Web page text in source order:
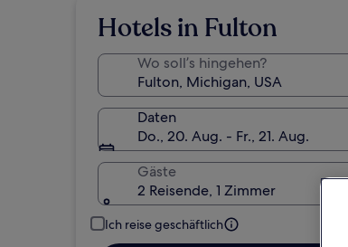
Hotels in Fulton
Wo soll’s hingehen?
Daten
Do., 20. Aug. - Fr., 21. Aug.
Gäste
2 Reisende, 1 Zimmer
Ich reise geschäftlich